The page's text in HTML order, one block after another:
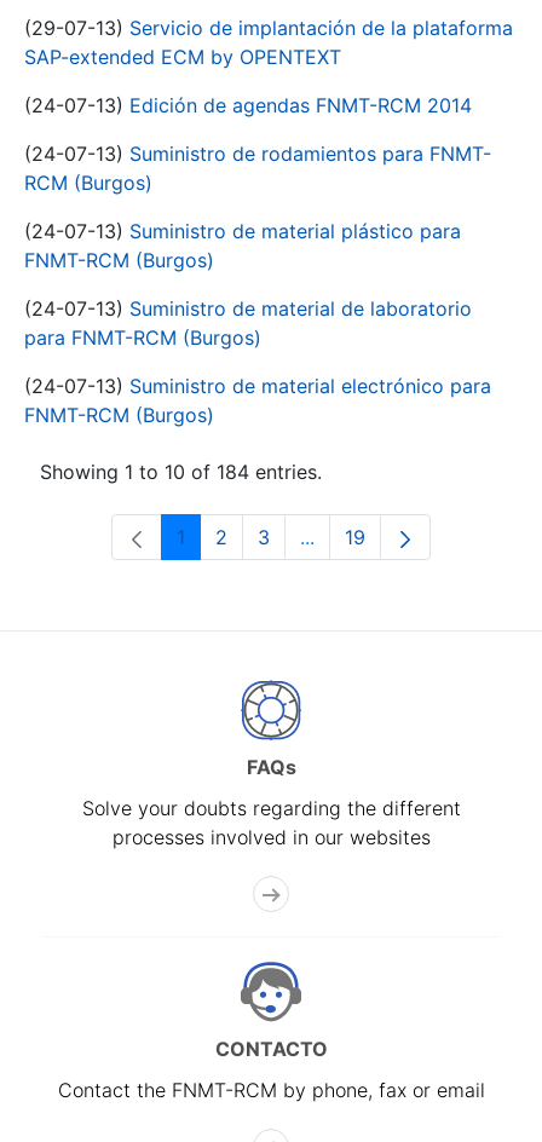
(29-07-13) Servicio de implantación de la plataforma
SAP-extended ECM by OPENTEXT
(24-07-13) Edición de agendas FNMT-RCM 2014
(24-07-13) Suministro de rodamientos para FNMT-
RCM (Burgos)
(24-07-13) Suministro de material plástico para
FNMT-RCM (Burgos)
(24-07-13) Suministro de material de laboratorio
para FNMT-RCM (Burgos)
(24-07-13) Suministro de material electrónico para
FNMT-RCM (Burgos)
Showing 1 to 10 of 184 entries.
Page
1 Page
2 Page
3 ...Intermediate Pages Use
Page
19
FAQs
Solve your doubts regarding the different
processes involved in our websites
CONTACTO
Contact the FNMT-RCM by phone, fax or email